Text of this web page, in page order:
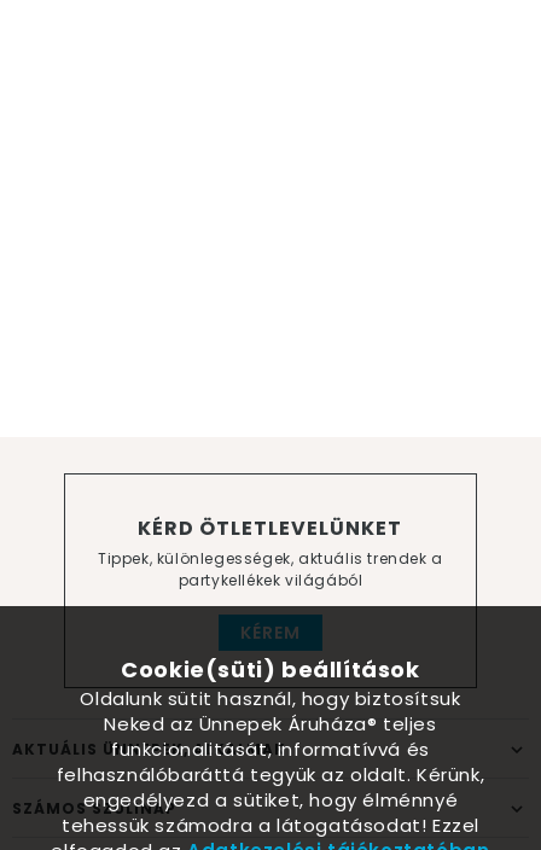
KÉRD ÖTLETLEVELÜNKET
Tippek, különlegességek, aktuális trendek a
partykellékek világából
KÉREM
AKTUÁLIS ÜNNEPEK, ALKALMAK
SZÁMOS SZÜLINAP
Cookie(süti) beállítások
Oldalunk sütit használ, hogy biztosítsuk
Neked az Ünnepek Áruháza® teljes
funkcionalitását, informatívvá és
felhasználóbaráttá tegyük az oldalt. Kérünk,
engedélyezd a sütiket, hogy élménnyé
tehessük számodra a látogatásodat! Ezzel